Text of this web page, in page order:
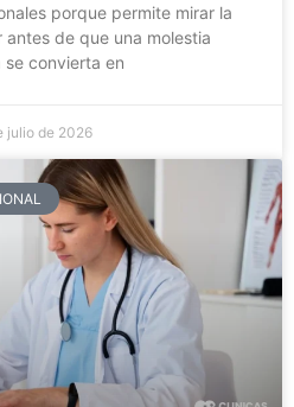
porque permite mirar la
de que una molestia
se convierta en
julio de 2026